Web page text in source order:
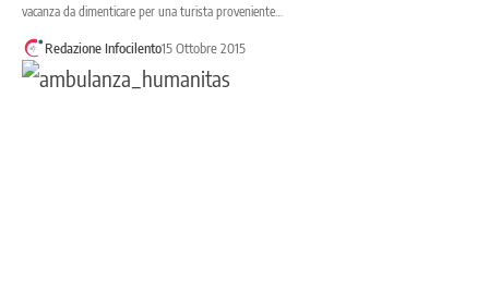
vacanza da dimenticare per una turista proveniente…
Redazione Infocilento15 Ottobre 2015